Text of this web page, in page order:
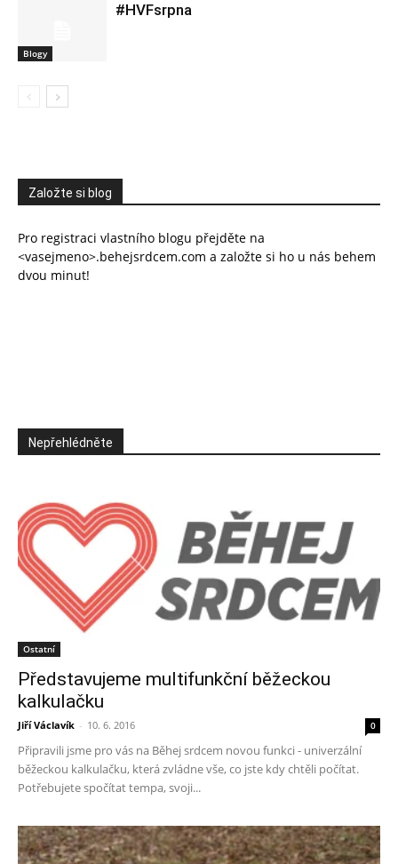
Blogy
#HVFsrpna
Založte si blog
Pro registraci vlastního blogu přejděte na
<vasejmeno>.behejsrdcem.com a založte si ho u nás behem
dvou minut!
Nepřehlédněte
Ostatní
Představujeme multifunkční běžeckou
kalkulačku
Jiří Václavík - 10. 6. 2016 0
Připravili jsme pro vás na Běhej srdcem novou funkci - univerzální
běžeckou kalkulačku, která zvládne vše, co jste kdy chtěli počítat.
Potřebujete spočítat tempa, svoji...